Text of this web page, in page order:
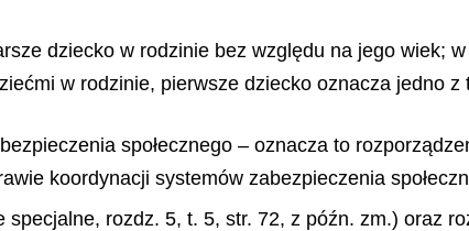
dziecko w rodzinie bez względu na jego wiek;
w rodzinie, pierwsze dziecko oznacza jedno
społecznego – oznacza to
koordynacji systemów zabezpieczenia
specjalne, rozdz. 5, t. 5, str. 72, z późn. zm.) oraz